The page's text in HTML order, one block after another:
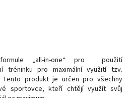
formule „all-in-one“ pro použití
tréninku pro maximální využití tzv.
Tento produkt je určen pro všechny
sportovce, kteří chtějí využít svůj